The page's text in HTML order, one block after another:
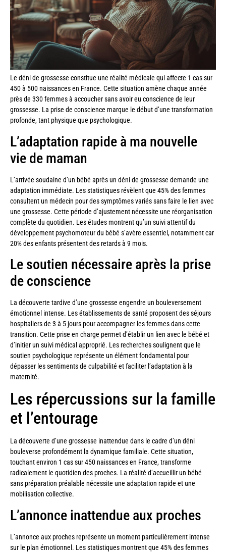
Le déni de grossesse constitue une réalité médicale qui affecte 1 cas sur
450 à 500 naissances en France. Cette situation amène chaque année
près de 330 femmes à accoucher sans avoir eu conscience de leur
grossesse. La prise de conscience marque le début d’une transformation
profonde, tant physique que psychologique.
L’adaptation rapide à ma nouvelle
vie de maman
L’arrivée soudaine d’un bébé après un déni de grossesse demande une
adaptation immédiate. Les statistiques révèlent que 45% des femmes
consultent un médecin pour des symptômes variés sans faire le lien avec
une grossesse. Cette période d’ajustement nécessite une réorganisation
complète du quotidien. Les études montrent qu’un suivi attentif du
développement psychomoteur du bébé s’avère essentiel, notamment car
20% des enfants présentent des retards à 9 mois.
Le soutien nécessaire après la prise
de conscience
La découverte tardive d’une grossesse engendre un bouleversement
émotionnel intense. Les établissements de santé proposent des séjours
hospitaliers de 3 à 5 jours pour accompagner les femmes dans cette
transition. Cette prise en charge permet d’établir un lien avec le bébé et
d’initier un suivi médical approprié. Les recherches soulignent que le
soutien psychologique représente un élément fondamental pour
dépasser les sentiments de culpabilité et faciliter l’adaptation à la
maternité.
Les répercussions sur la famille
et l’entourage
La découverte d’une grossesse inattendue dans le cadre d’un déni
bouleverse profondément la dynamique familiale. Cette situation,
touchant environ 1 cas sur 450 naissances en France, transforme
radicalement le quotidien des proches. La réalité d’accueillir un bébé
sans préparation préalable nécessite une adaptation rapide et une
mobilisation collective.
L’annonce inattendue aux proches
L’annonce aux proches représente un moment particulièrement intense
sur le plan émotionnel. Les statistiques montrent que 45% des femmes